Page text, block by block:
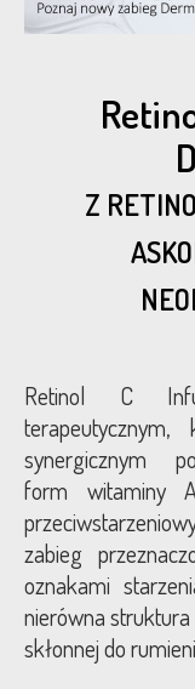
Z
Retinol C
synergicznym
form witaminy
zabieg
oznakami
nierówna
skłonnej do